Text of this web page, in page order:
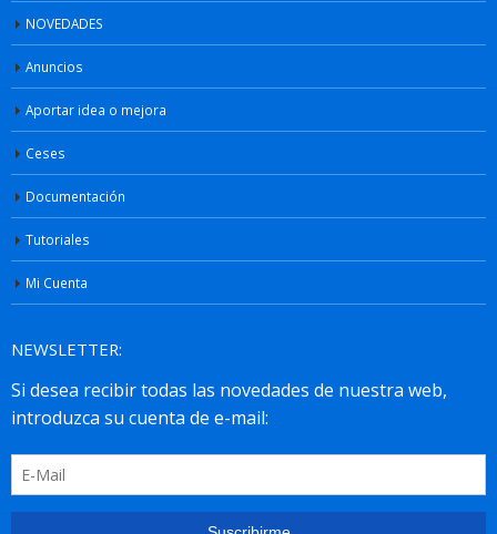
NOVEDADES
Anuncios
Aportar idea o mejora
Ceses
Documentación
Tutoriales
Mi Cuenta
NEWSLETTER: